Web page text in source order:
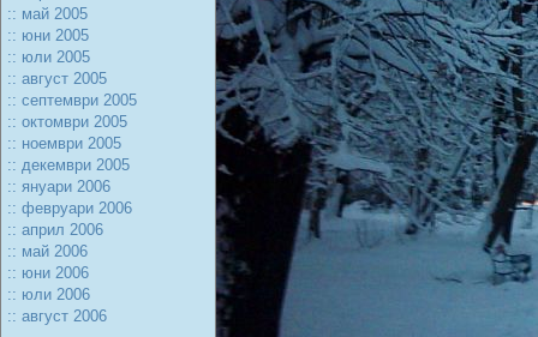
:: май 2005
:: юни 2005
:: юли 2005
:: август 2005
:: септември 2005
:: октомври 2005
:: ноември 2005
:: декември 2005
:: януари 2006
:: февруари 2006
:: април 2006
:: май 2006
:: юни 2006
:: юли 2006
:: август 2006